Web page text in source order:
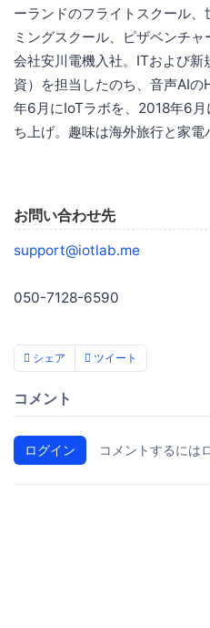
ーランドのフライトスクール
ミングスクール、ピザベンチ
会社安川電機入社。ITおよび新
資）を担当したのち、音声AI
年6月にIoTラボを、2018年6
ち上げ。趣味は海外旅行と家電
お問い合わせ先
support@iotlab.me
050-7128-6590
シェア ツイート
コメント
ログイン コメントするには